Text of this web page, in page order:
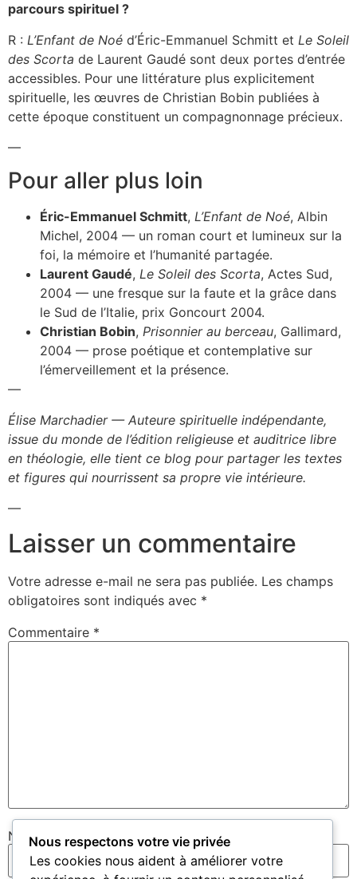
parcours spirituel ?
R : L’Enfant de Noé d’Éric-Emmanuel Schmitt et Le Soleil
des Scorta de Laurent Gaudé sont deux portes d’entrée
accessibles. Pour une littérature plus explicitement
spirituelle, les œuvres de Christian Bobin publiées à
cette époque constituent un compagnonnage précieux.
—
Pour aller plus loin
Éric-Emmanuel Schmitt, L’Enfant de Noé, Albin
Michel, 2004 — un roman court et lumineux sur la
foi, la mémoire et l’humanité partagée.
Laurent Gaudé, Le Soleil des Scorta, Actes Sud,
2004 — une fresque sur la faute et la grâce dans
le Sud de l’Italie, prix Goncourt 2004.
Christian Bobin, Prisonnier au berceau, Gallimard,
2004 — prose poétique et contemplative sur
l’émerveillement et la présence.
—
Élise Marchadier — Auteure spirituelle indépendante,
issue du monde de l’édition religieuse et auditrice libre
en théologie, elle tient ce blog pour partager les textes
et figures qui nourrissent sa propre vie intérieure.
—
Laisser un commentaire
Votre adresse e-mail ne sera pas publiée. Les champs
obligatoires sont indiqués avec *
Commentaire *
Nom*
Nous respectons votre vie privée
Les cookies nous aident à améliorer votre